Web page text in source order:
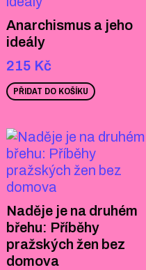
Anarchismus a jeho
ideály
215 Kč
PŘIDAT DO KOŠÍKU
Naděje je na druhém
břehu: Příběhy
pražských žen bez
domova